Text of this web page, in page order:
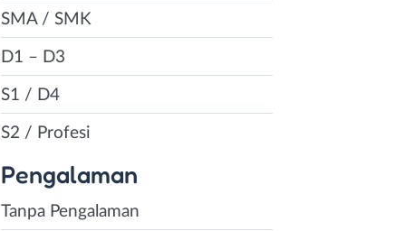
SMA / SMK
D1 – D3
S1 / D4
S2 / Profesi
Pengalaman
Tanpa Pengalaman